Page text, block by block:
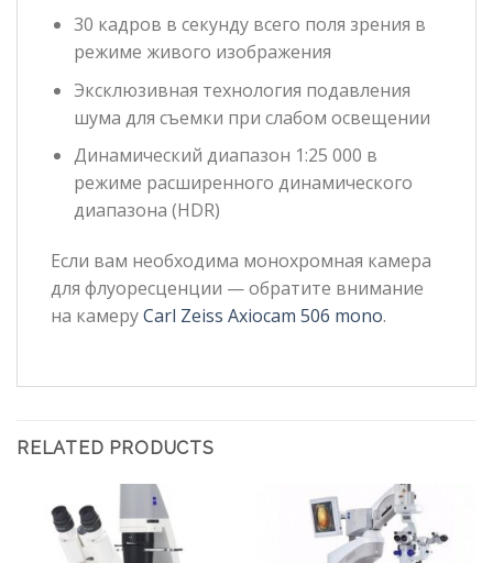
30 кадров в секунду всего поля зрения в
режиме живого изображения
Эксклюзивная технология подавления
шума для съемки при слабом освещении
Динамический диапазон 1:25 000 в
режиме расширенного динамического
диапазона (HDR)
Если вам необходима монохромная камера
для флуоресценции — обратите внимание
на камеруCarl Zeiss Axiocam 506 mono.
RELATED PRODUCTS